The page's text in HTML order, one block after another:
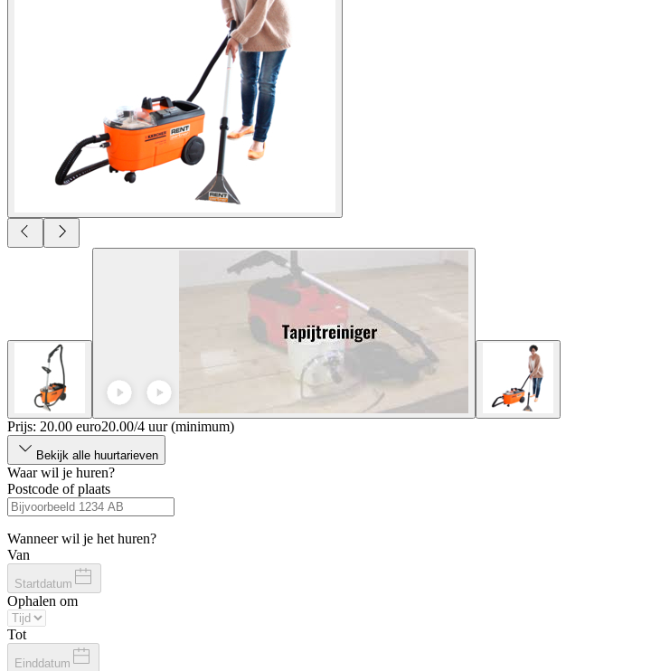
Prijs: 20.00 euro20.00/4 uur (minimum)
Bekijk alle huurtarieven
Waar wil je huren?
Postcode of plaats
Wanneer wil je het huren?
Van
Startdatum
Ophalen om
Tot
Einddatum